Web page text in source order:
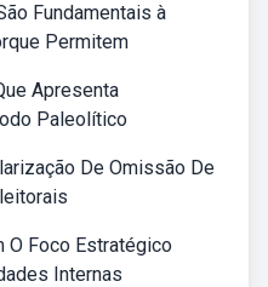
Fundamentais à
Permitem
Apresenta
Paleolítico
De Omissão De
O Foco Estratégico
Internas